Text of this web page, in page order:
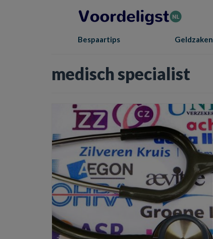
Bespaartips Geldzaken
medisch specialist